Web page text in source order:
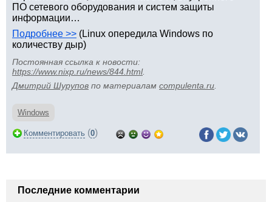
ПО сетевого оборудования и систем защиты
информации…
Подробнее >> (Linux опередила Windows по
количеству дыр)
Постоянная ссылка к новости:
https://www.nixp.ru/news/844.html.
Дмитрий Шурупов по материалам compulenta.ru
Windows
Комментировать (0)
Последние комментарии